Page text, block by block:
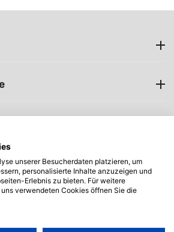
unserer Besucherdaten platzieren, um
personalisierte Inhalte anzuzeigen und
Erlebnis zu bieten. Für weitere
verwendeten Cookies öffnen Sie die